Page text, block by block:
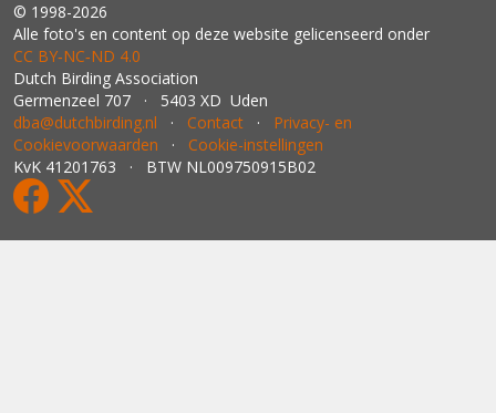
© 1998-2026
Alle foto's en content op deze website gelicenseerd onder
CC BY‑NC‑ND 4.0
Dutch Birding Association
Germenzeel 707 · 5403 XD Uden
dba@dutchbirding.nl · Contact · Privacy- en
Cookievoorwaarden · Cookie-instellingen
KvK 41201763 · BTW NL009750915B02